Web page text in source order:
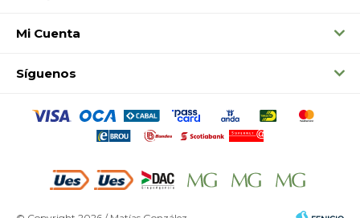
Mi Cuenta
Síguenos